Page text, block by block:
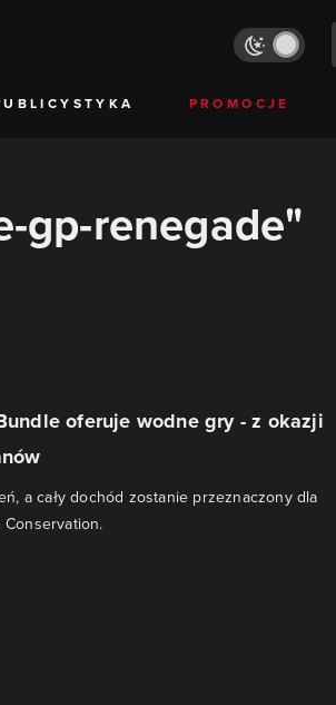
PROMOCJE
gp-renegade"
oferuje wodne gry - z okazji
a cały dochód zostanie przeznaczony dla